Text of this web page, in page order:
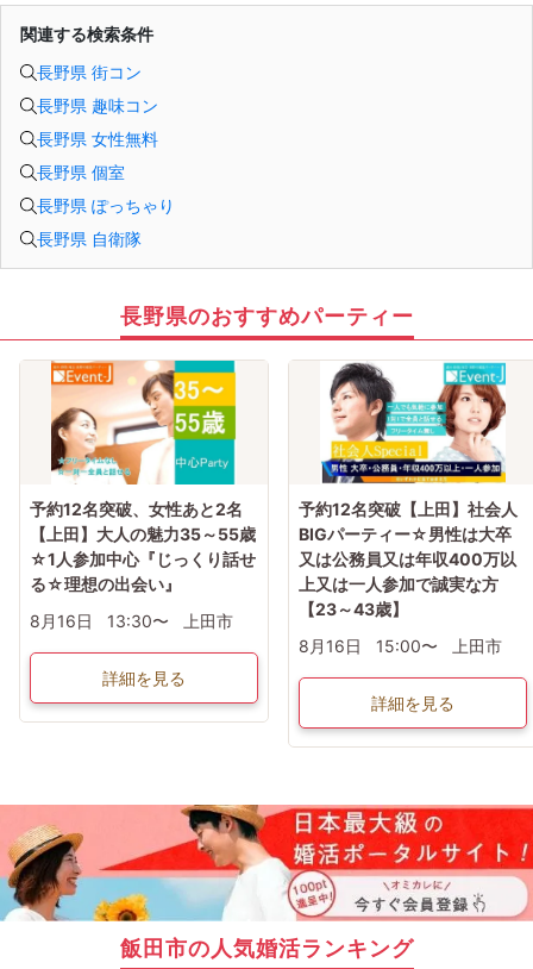
関連する検索条件
長野県 街コン
長野県 趣味コン
長野県 女性無料
長野県 個室
長野県 ぽっちゃり
長野県 自衛隊
長野県のおすすめパーティー
予約12名突破、女性あと2名
【上田】大人の魅力35～55歳
☆1人参加中心『じっくり話せ
る☆理想の出会い』
8月16日
13:30〜 上田市
詳細を見る
予約12名突破【上田】社会人
BIGパーティー☆男性は大卒
又は公務員又は年収400万以
上又は一人参加で誠実な方
【23～43歳】
8月16日
15:00〜 上田市
詳細を見る
飯田市の人気婚活ランキング